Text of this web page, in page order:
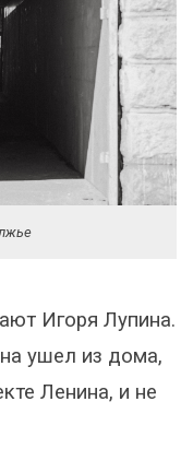
Игоря Лупина.
ушел из дома,
Ленина, и не